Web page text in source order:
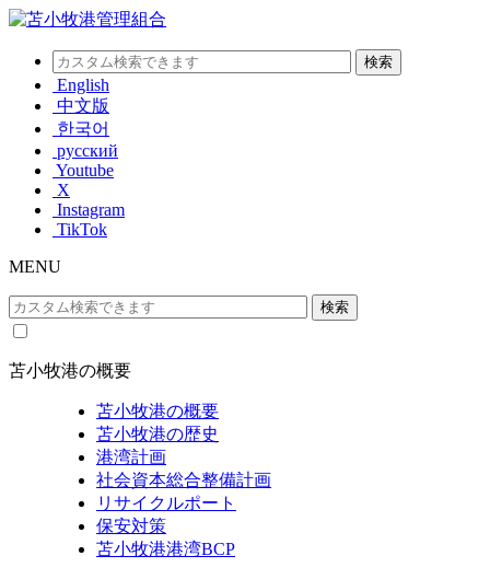
English
中文版
한국어
русский
Youtube
X
Instagram
TikTok
MENU
苫小牧港の概要
苫小牧港の概要
苫小牧港の歴史
港湾計画
社会資本総合整備計画
リサイクルポート
保安対策
苫小牧港港湾BCP